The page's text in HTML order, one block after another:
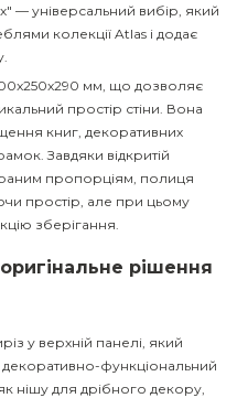
— універсальний вибір, який
колекції Atlas і додає
мм, що дозволяє
простір стіни. Вона
книг, декоративних
Завдяки відкритій
пропорціям, полиця
простір, але при цьому
зберігання.
рішення
у верхній панелі, який
функціональний
нішу для дрібного декору,